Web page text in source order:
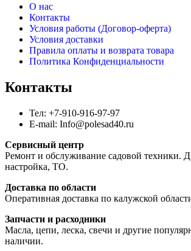
О нас
Контакты
Условия работы (Договор-оферта)
Условия доставки
Правила оплаты и возврата товара
Политика Конфиденциальности
Контакты
Тел: +7-910-916-97-97
E-mail: Info@polesad40.ru
Сервисный центр
Ремонт и обслуживание садовой техники.
настройка, ТО.
Доставка по области
Оперативная доставка по калужской
Запчасти и расходники
Масла, цепи, леска, свечи и другие
наличии.